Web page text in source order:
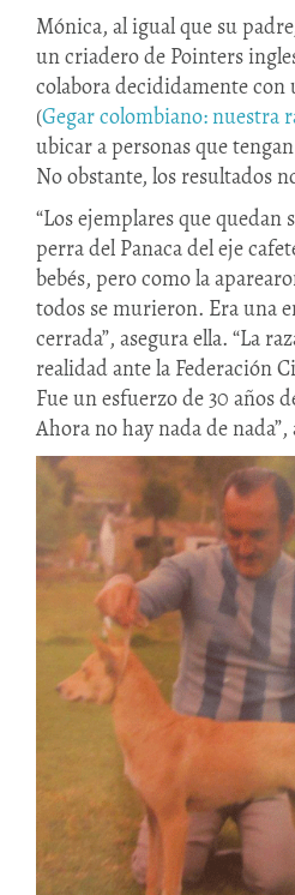
Mónica, al igual que su
un criadero de Pointers
colabora decididamente con
(Gegar colombiano: nuestra
ubicar a personas que
No obstante, los resultados
“Los ejemplares que quedan
perra del Panaca del eje
bebés, pero como la
todos se murieron. Era una
cerrada”, asegura ella. “La
realidad ante la Federación
Fue un esfuerzo de 30 años
Ahora no hay nada de nada”,